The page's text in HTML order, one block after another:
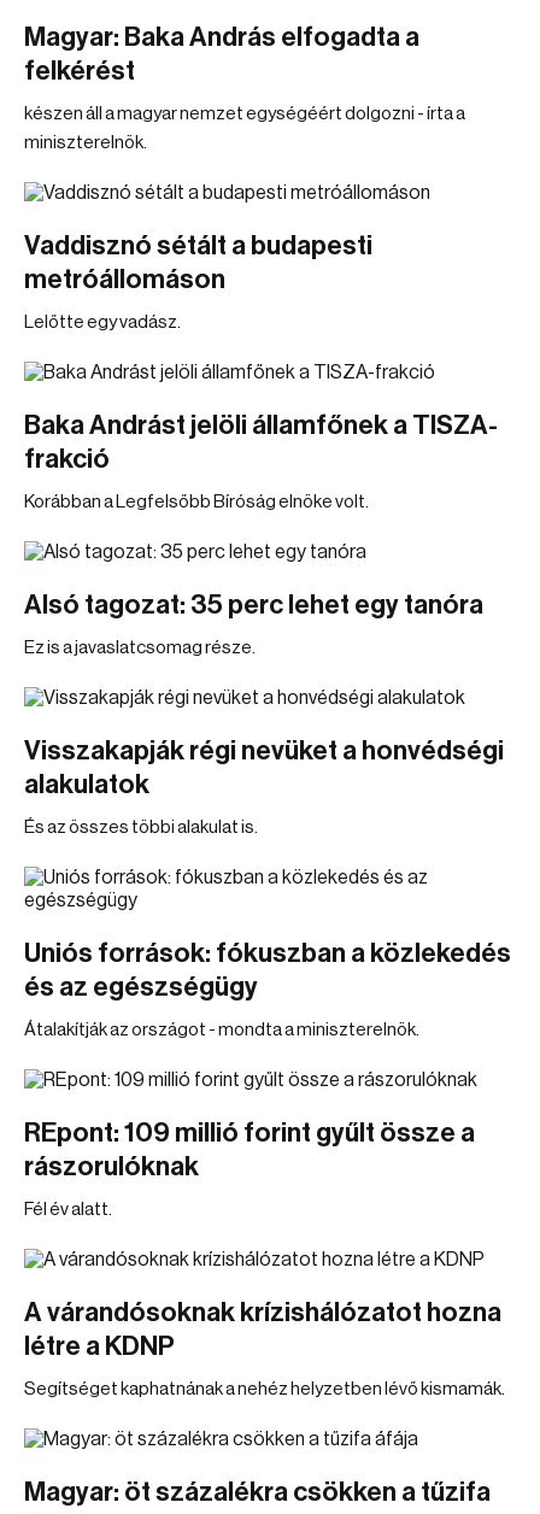
Magyar: Baka András elfogadta a
felkérést
készen áll a magyar nemzet egységéért dolgozni - írta a
miniszterelnök.
Vaddisznó sétált a budapesti
metróállomáson
Lelőtte egy vadász.
Baka Andrást jelöli államfőnek a TISZA-
frakció
Korábban a Legfelsőbb Bíróság elnöke volt.
Alsó tagozat: 35 perc lehet egy tanóra
Ez is a javaslatcsomag része.
Visszakapják régi nevüket a honvédségi
alakulatok
És az összes többi alakulat is.
Uniós források: fókuszban a közlekedés
és az egészségügy
Átalakítják az országot - mondta a miniszterelnök.
REpont: 109 millió forint gyűlt össze a
rászorulóknak
Fél év alatt.
A várandósoknak krízishálózatot hozna
létre a KDNP
Segítséget kaphatnának a nehéz helyzetben lévő kismamák.
Magyar: öt százalékra csökken a tűzifa